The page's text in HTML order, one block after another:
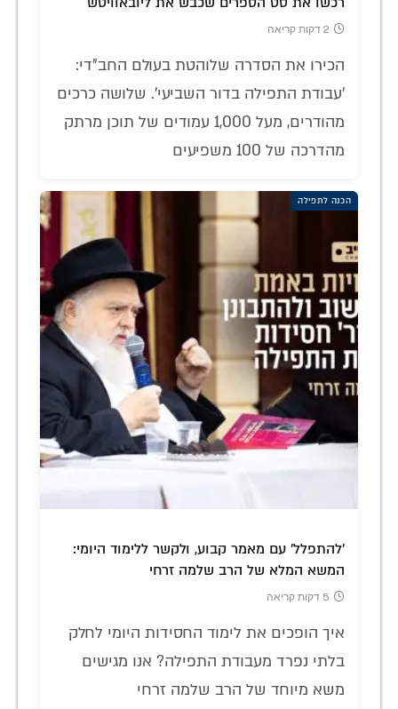
2 דקות קריאה
הכירו את הסדרה שלוהטת בעולם החב"די:
'עבודת התפילה בדור השביעי'. שלושה כרכים
מהודרים, מעל 1,000 עמודים של תוכן מרתק
מהדרכה של 100 משפיעים
הכנה לתפילה
'להתפלל' עם מאמר קבוע, ולקשר ללימוד היומי:
המשא המלא של הרב שלמה זרחי
5 דקות קריאה
איך הופכים את לימוד החסידות היומי לחלק
בלתי נפרד מעבודת התפילה? אנו מגישים
משא מיוחד של הרב שלמה זרחי